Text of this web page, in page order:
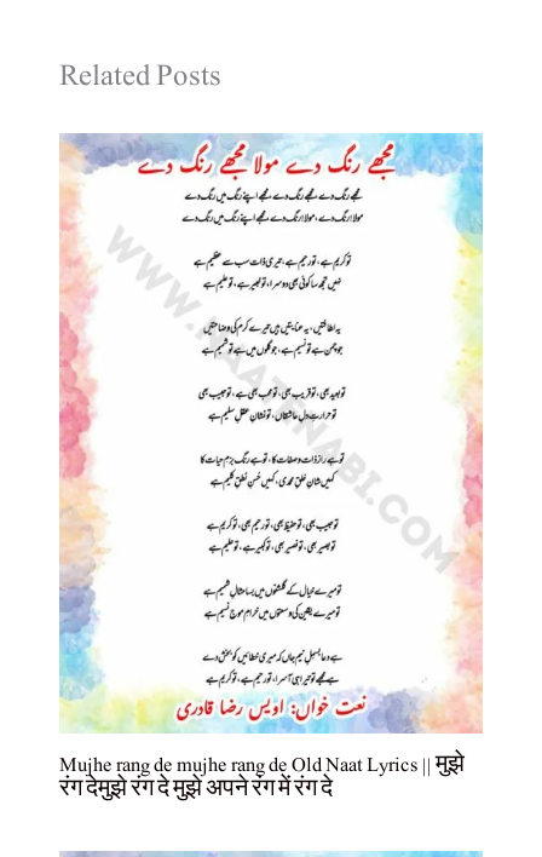
Related Posts
Mujhe rang de mujhe rang de Old Naat Lyrics || मुझे
रंग देमुझे रंग दे मुझे अपने रंग में रंग दे